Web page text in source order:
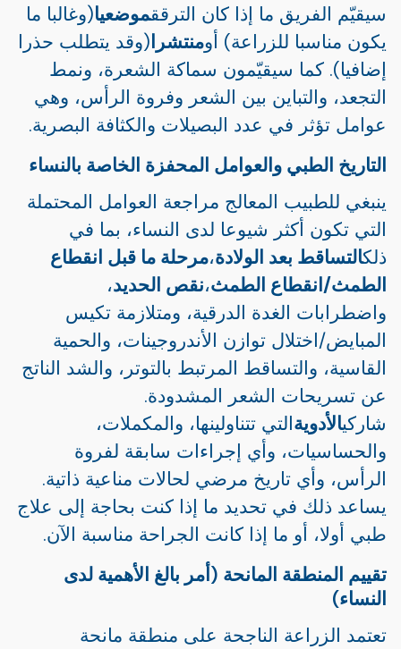
سيقيّم الفريق ما إذا كان الترققموضعيا(وغالبا ما
يكون مناسبا للزراعة) أومنتشرا(وقد يتطلب حذرا
إضافيا). كما سيقيّمون سماكة الشعرة، ونمط
التجعد، والتباين بين الشعر وفروة الرأس، وهي
عوامل تؤثر في عدد البصيلات والكثافة البصرية.
التاريخ الطبي والعوامل المحفزة الخاصة بالنساء
ينبغي للطبيب المعالج مراجعة العوامل المحتملة
التي تكون أكثر شيوعا لدى النساء، بما في
ذلكالتساقط بعد الولادة،مرحلة ما قبل انقطاع
الطمث/انقطاع الطمث،نقص الحديد،
واضطرابات الغدة الدرقية، ومتلازمة تكيس
المبايض/اختلال توازن الأندروجينات، والحمية
القاسية، والتساقط المرتبط بالتوتر، والشد الناتج
عن تسريحات الشعر المشدودة.
شاركيالأدويةالتي تتناولينها، والمكملات،
والحساسيات، وأي إجراءات سابقة لفروة
الرأس، وأي تاريخ مرضي لحالات مناعية ذاتية.
يساعد ذلك في تحديد ما إذا كنت بحاجة إلى علاج
طبي أولا، أو ما إذا كانت الجراحة مناسبة الآن.
تقييم المنطقة المانحة (أمر بالغ الأهمية لدى
النساء)
تعتمد الزراعة الناجحة على منطقة مانحة